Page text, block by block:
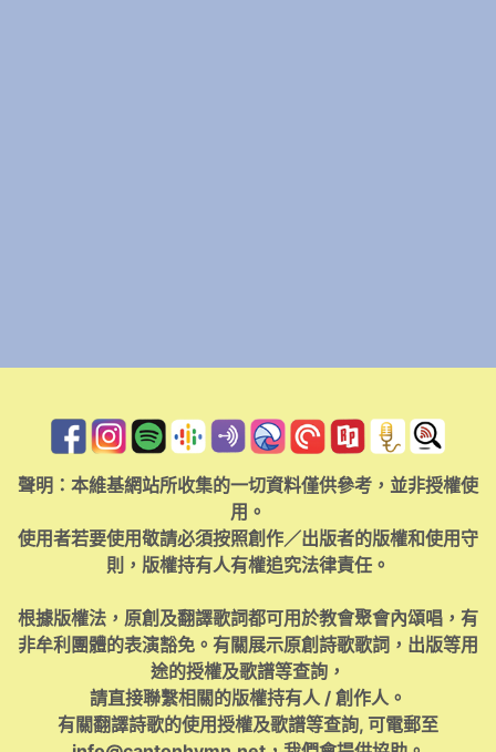
聲明：本維基網站所收集的一切資料僅供參考，並非授權使
用。
使用者若要使用敬請必須按照創作／出版者的版權和使用守
則，版權持有人有權追究法律責任。
根據版權法，原創及翻譯歌詞都可用於教會聚會內頌唱，有
非牟利團體的表演豁免。有關展示原創詩歌歌詞，出版等用
途的授權及歌譜等查詢，
請直接聯繫相關的版權持有人 / 創作人。
有關翻譯詩歌的使用授權及歌譜等查詢, 可電郵至